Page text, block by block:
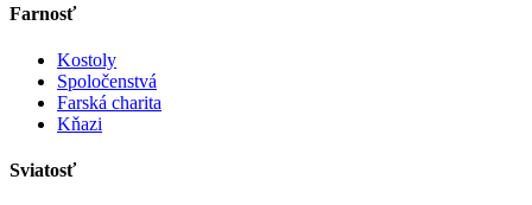
Farnosť
Kostoly
Spoločenstvá
Farská charita
Kňazi
Sviatosť